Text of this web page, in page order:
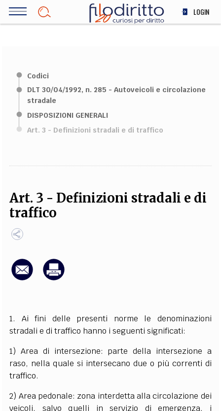
Salta
LOGIN
SCIENZA
FILODIRITTO REDAZIONE COMITATO SCIENTIFICO AUTORI
CURATORI
FOTOGRAFI PARTNER COLLABORA CON NOI
Codici
DLT 30/04/1992, n. 285 - Autoveicoli e circolazione
stradale
DISPOSIZIONI GENERALI
Art. 3 - Definizioni stradali e di traffico
Art. 3 - Definizioni stradali e di
traffico
1. Ai fini delle presenti norme le denominazioni
stradali e di traffico hanno i seguenti significati:
1) Area di intersezione: parte della intersezione a
raso, nella quale si intersecano due o più correnti di
traffico.
2) Area pedonale: zona interdetta alla circolazione dei
veicoli, salvo quelli in servizio di emergenza, i